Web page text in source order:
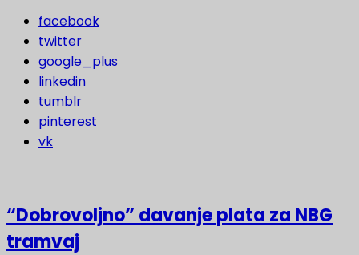
facebook
twitter
google_plus
linkedin
tumblr
pinterest
vk
“Dobrovoljno” davanje plata za NBG
tramvaj